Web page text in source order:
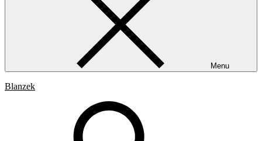
Menu
Blanzek